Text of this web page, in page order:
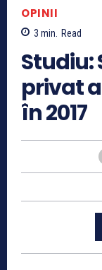
OPINII
3 min. Read
Studiu:
privat
în 2017